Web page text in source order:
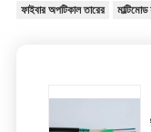
ফাইবার অপটিকাল তারের